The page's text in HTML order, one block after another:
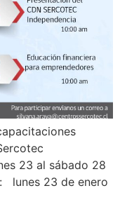
23 al sábado 28
lunes 23 de enero